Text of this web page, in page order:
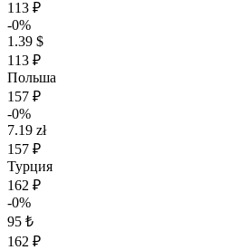
113 ₽
-0%
1.39 $
113 ₽
Польша
157 ₽
-0%
7.19 zł
157 ₽
Турция
162 ₽
-0%
95 ₺
162 ₽